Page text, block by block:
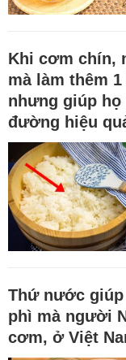
Khi cơm chín,
mà làm thêm
nhưng giúp họ
đường hiệu
Thứ nước
phì mà người
cơm, ở Việt